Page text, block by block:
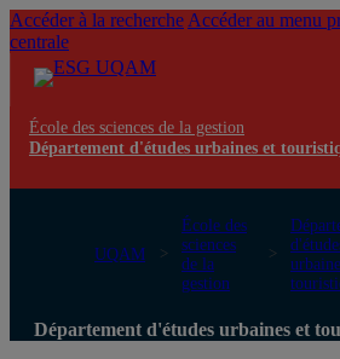
Accéder à la recherche Accéder au menu
centrale
École des sciences de la gestion
Département d'études urbaines et
UQAM
École des
sciences
de la
gestion
Département d'études urbaines et